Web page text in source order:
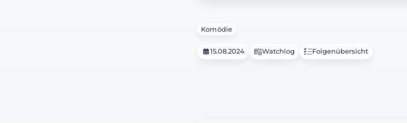
Komödie
15.08.2024 Watchlog Folgenübersicht